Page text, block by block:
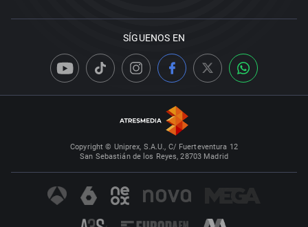
SÍGUENOS EN
Copyright © Uniprex, S.A.U., C/ Fuerteventura 12
San Sebastián de los Reyes, 28703 Madrid